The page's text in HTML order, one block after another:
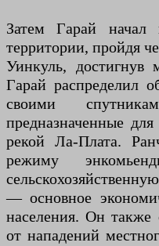
Затем Гарай начал
территории, пройдя
Уинкуль, достигнув
Гарай распределил
своими
предназначенные
рекой Ла-Плата.
режиму
— основное
населения. Он
от нападений